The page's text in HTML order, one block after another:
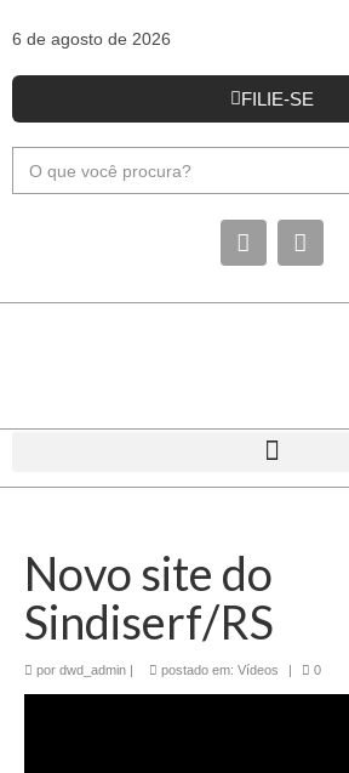
6 de agosto de 2026
FILIE-SE
Novo site do
Sindiserf/RS
por dwd_admin | postado em: Vídeos | 0